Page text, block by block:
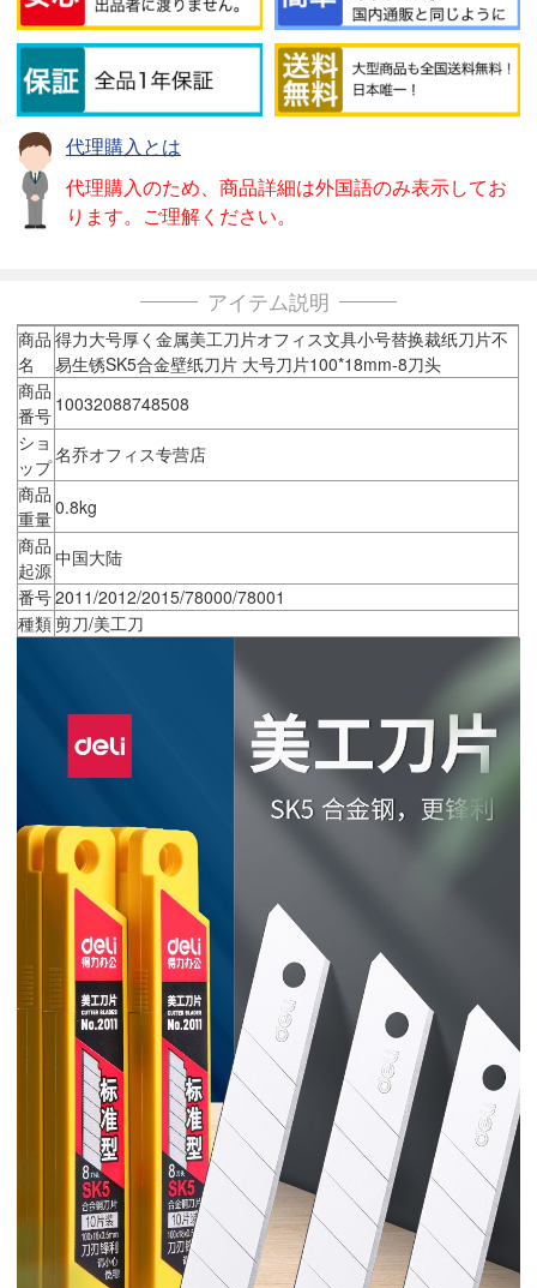
代理購入とは
代理購入のため、商品詳細は外国語のみ表示してお
ります。ご理解ください。
アイテム説明
商品
名
得力大号厚く金属美工刀片オフィス文具小号替换裁纸刀片不
易生锈SK5合金壁纸刀片 大号刀片100*18mm-8刀头
商品
番号 10032088748508
ショ
ップ
名乔オフィス专营店
商品
重量0.8kg
商品
起源
中国大陆
番号2011/2012/2015/78000/78001
種類剪刀/美工刀